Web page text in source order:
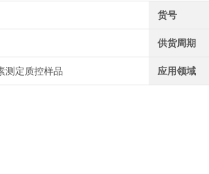
货号
供货周期
测定质控样品 应用领域